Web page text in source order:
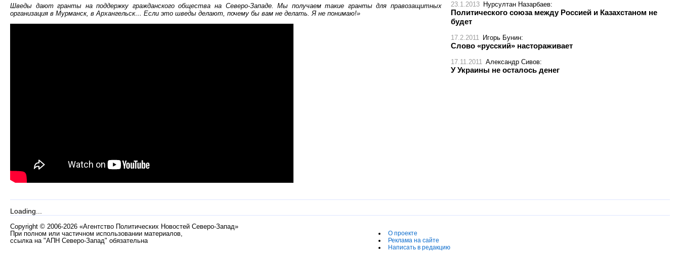
Шведы дают гранты на поддержку гражданского общества на Северо-Западе. Мы получаем такие гранты для правозащитных
организация в Мурманск, в Архангельск… Если это шведы делают, почему бы вам не делать. Я не понимаю!»
23.1.2013 Нурсултан Назарбаев:
Политического союза между Россией и Казахстаном не
будет
17.2.2011 Игорь Бунин:
Слово «русский» настораживает
17.11.2011 Александр Сивов:
У Украины не осталось денег
Loading...
Copyright © 2006-2026 «Агентство Политических Новостей Северо-Запад»
При полном или частичном использовании материалов,
ссылка на "АПН Северо-Запад" обязательна
О проекте
Реклама на сайте
Написать в редакцию